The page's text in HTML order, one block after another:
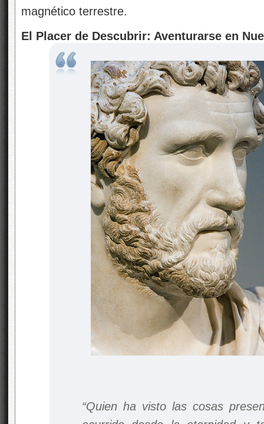
magnético terrestre.
El Placer de Descubrir: Aventurarse en
“Quien ha visto las cosas